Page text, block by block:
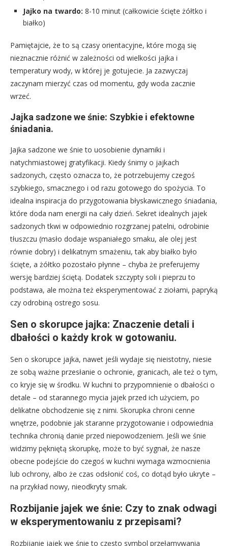
Jajko na twardo: 8-10 minut (całkowicie ścięte żółtko i
białko)
Pamiętajcie, że to są czasy orientacyjne, które mogą się
nieznacznie różnić w zależności od wielkości jajka i
temperatury wody, w której je gotujecie. Ja zazwyczaj
zaczynam mierzyć czas od momentu, gdy woda zacznie
wrzeć.
Jajka sadzone we śnie: Szybkie i efektowne
śniadania.
Jajka sadzone we śnie to uosobienie dynamiki i
natychmiastowej gratyfikacji. Kiedy śnimy o jajkach
sadzonych, często oznacza to, że potrzebujemy czegoś
szybkiego, smacznego i od razu gotowego do spożycia. To
idealna inspiracja do przygotowania błyskawicznego śniadania,
które doda nam energii na cały dzień. Sekret idealnych jajek
sadzonych tkwi w odpowiednio rozgrzanej patelni, odrobinie
tłuszczu (masło dodaje wspaniałego smaku, ale olej jest
równie dobry) i delikatnym smażeniu, tak aby białko było
ścięte, a żółtko pozostało płynne – chyba że preferujemy
wersję bardziej ściętą. Dodatek szczypty soli i pieprzu to
podstawa, ale można też eksperymentować z ziołami, papryką
czy odrobiną ostrego sosu.
Sen o skorupce jajka: Znaczenie detali i
dbałości o każdy krok w gotowaniu.
Sen o skorupce jajka, nawet jeśli wydaje się nieistotny, niesie
ze sobą ważne przesłanie o ochronie, granicach, ale też o tym,
co kryje się w środku. W kuchni to przypomnienie o dbałości o
detale – od starannego mycia jajek przed ich użyciem, po
delikatne obchodzenie się z nimi. Skorupka chroni cenne
wnętrze, podobnie jak staranne przygotowanie i odpowiednia
technika chronią danie przed niepowodzeniem. Jeśli we śnie
widzimy pękniętą skorupkę, może to być sygnał, że nasze
obecne podejście do czegoś w kuchni wymaga wzmocnienia
lub ochrony, albo że czas odsłonić coś, co dotąd było ukryte –
na przykład nowy, nieodkryty smak.
Rozbijanie jajek we śnie: Czy to znak odwagi
w eksperymentowaniu z przepisami?
Rozbijanie jajek we śnie to często symbol przełamywania